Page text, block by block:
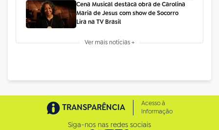
Cena Musical destaca obra de Carolina
Maria de Jesus com show de Socorro
Lira na TV Brasil
Ver mais notícias +
TRANSPARÊNCIA
Acesso à
Informação
Siga-nos nas redes sociais